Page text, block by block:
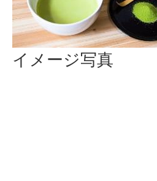
イメージ写真